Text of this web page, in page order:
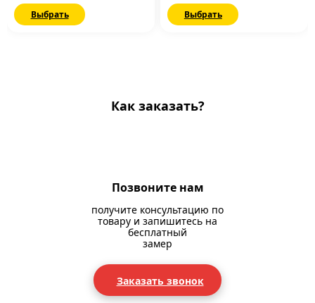
Выбрать Выбрать
Как заказать?
Позвоните нам
получите консультацию по
товару и запишитесь на
бесплатный
замер
Заказать звонок